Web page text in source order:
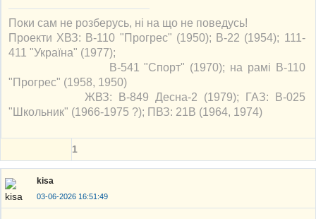
Поки сам не розберусь, ні на що не поведусь!
Проекти ХВЗ: В-110 "Прогрес" (1950); В-22 (1954); 111-
411 "Україна" (1977);
В-541 "Спорт" (1970); на рамі В-110
"Прогрес" (1958, 1950)
ЖВЗ: В-849 Десна-2 (1979); ГАЗ: В-025
"Школьник" (1966-1975 ?); ПВЗ: 21В (1964, 1974)
1
kisa
03-06-2026 16:51:49